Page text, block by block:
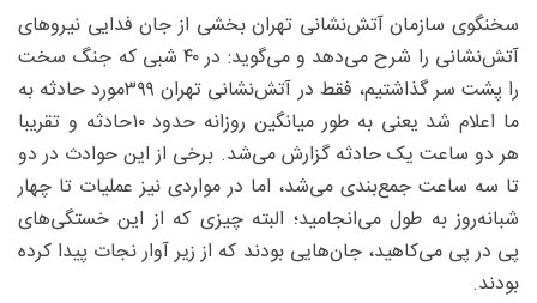
سخنگوی سازمان آتش‌نشانی تهران بخشی از جان فدایی نیروهای
آتش‌نشانی را شرح می‌دهد و می‌گوید: در ۴۰ شبی که جنگ سخت
را پشت سر گذاشتیم، فقط در آتش‌نشانی تهران ۳۹۹مورد حادثه به
ما اعلام شد یعنی به طور میانگین روزانه حدود ۱۰‌حادثه و تقریبا
هر دو ساعت یک حادثه گزارش می‌شد. برخی از این حوادث در دو
تا سه ساعت جمع‌بندی می‌شد، اما در مواردی نیز عملیات تا چهار
شبانه‌روز به طول می‌انجامید؛ البته چیزی که از این خستگی‌های
پی در پی می‌کاهید، جان‌هایی بودند که از زیر آوار نجات پیدا کرده
بودند.